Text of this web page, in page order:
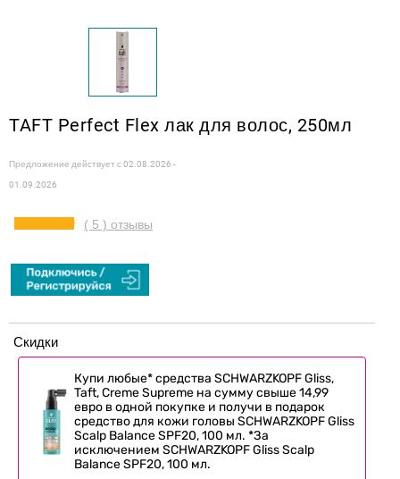
TAFT Perfect Flex лак для волос, 250мл
Предложение действует с02.08.2026 -
01.09.2026
( 5 ) отзывы
Скидки
Купи любые* средства SCHWARZKOPF Gliss,
Taft, Creme Supreme на сумму свыше 14,99
евро в одной покупке и получи в подарок
средство для кожи головы SCHWARZKOPF Gliss
Scalp Balance SPF20, 100 мл. *За
исключением SCHWARZKOPF Gliss Scalp
Balance SPF20, 100 мл.